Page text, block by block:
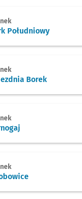
Park
Południowy
Zajezdnia
Borek